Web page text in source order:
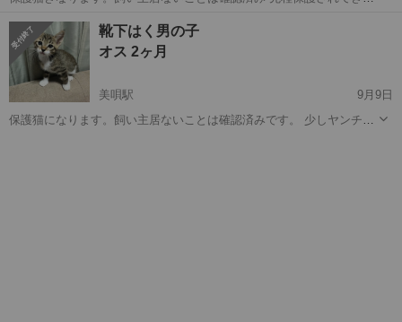
ヤニが少しだけついてましたが 特に問題ないです。 子猫の日中お世話
ができるご家庭の方お願い。
北海道 美唄市 美唄駅 猫
靴下はく男の子
オス 2ヶ月
美唄駅
9月9日
保護猫になります。飼い主居ないことは確認済みです。 少しヤンチャ